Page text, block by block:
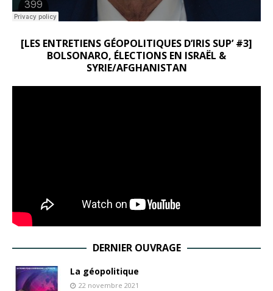
[LES ENTRETIENS GÉOPOLITIQUES D’IRIS SUP’ #3]
BOLSONARO, ÉLECTIONS EN ISRAËL &
SYRIE/AFGHANISTAN
DERNIER OUVRAGE
La géopolitique
22 novembre 2021